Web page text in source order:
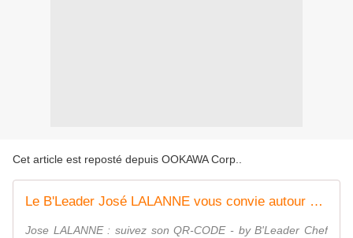
Cet article est reposté depuis OOKAWA Corp.
Le B'Leader José LALANNE vous convie autour de la table pour lui proposer VOTRE projet de valorisation de votre territoire dans les CARAIBES
Jose LALANNE : suivez son QR-CODE - by B'Leader Chef